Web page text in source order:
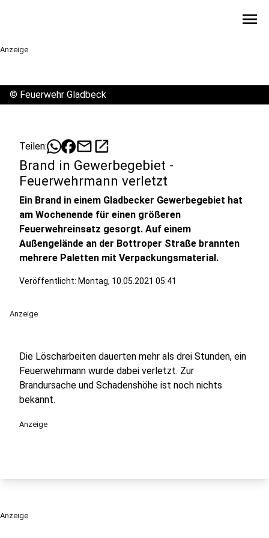
menu
Anzeige
© Feuerwehr Gladbeck
Teilen: mailopen_in_new
Brand in Gewerbegebiet -
Feuerwehrmann verletzt
Ein Brand in einem Gladbecker Gewerbegebiet hat
am Wochenende für einen größeren
Feuerwehreinsatz gesorgt. Auf einem
Außengelände an der Bottroper Straße brannten
mehrere Paletten mit Verpackungsmaterial.
Veröffentlicht: Montag, 10.05.2021 05:41
Anzeige
Die Löscharbeiten dauerten mehr als drei Stunden, ein
Feuerwehrmann wurde dabei verletzt. Zur
Brandursache und Schadenshöhe ist noch nichts
bekannt.
Anzeige
Anzeige